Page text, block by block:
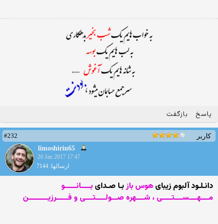
پاسخ بازگفت
کاربر
#232
limoshirin65
26 Jan 2017 17:47
ارسالها: 7144
دانـلـود آلبوم زیبایهوس بازبـا صـدایبـــــانــــــو
مــــهــــســــتـــــی ، شــــهره صـــولـــــتــــی و فــــــرزیــــــــــن